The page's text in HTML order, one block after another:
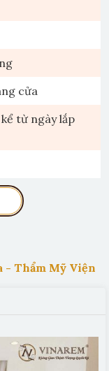
cửa
từ ngày lắp
- Thẩm Mỹ Viện